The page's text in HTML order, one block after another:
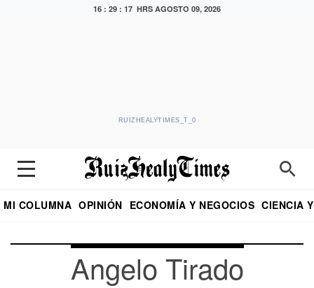
16 : 29 : 18 HRS AGOSTO 09, 2026
RUIZHEALYTIMES_T_0
MI COLUMNA OPINIÓN ECONOMÍA Y NEGOCIOS CIENCIA
Angelo Tirado